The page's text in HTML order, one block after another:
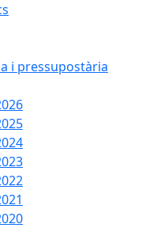
i pressupostària